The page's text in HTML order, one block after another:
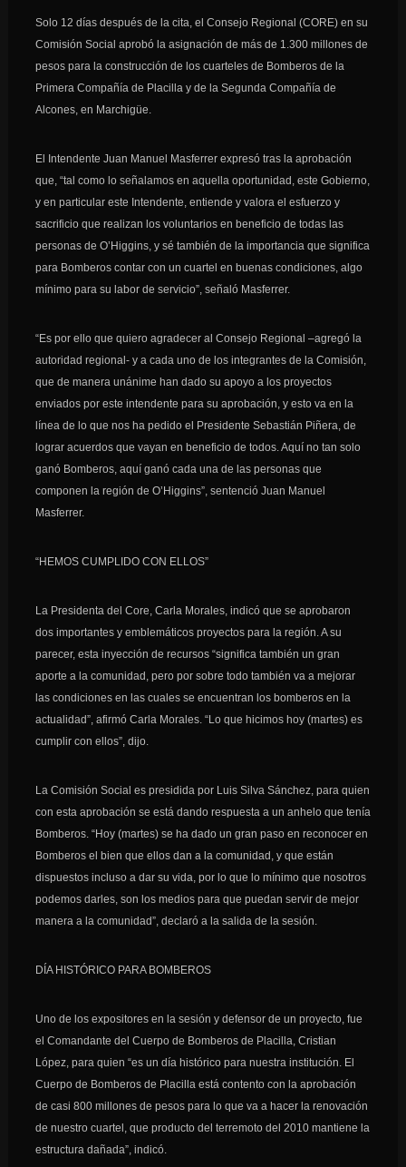
Solo 12 días después de la cita, el Consejo Regional (CORE) en su
Comisión Social aprobó la asignación de más de 1.300 millones de
pesos para la construcción de los cuarteles de Bomberos de la
Primera Compañía de Placilla y de la Segunda Compañía de
Alcones, en Marchigüe.
El Intendente Juan Manuel Masferrer expresó tras la aprobación
que, “tal como lo señalamos en aquella oportunidad, este Gobierno,
y en particular este Intendente, entiende y valora el esfuerzo y
sacrificio que realizan los voluntarios en beneficio de todas las
personas de O’Higgins, y sé también de la importancia que significa
para Bomberos contar con un cuartel en buenas condiciones, algo
mínimo para su labor de servicio”, señaló Masferrer.
“Es por ello que quiero agradecer al Consejo Regional –agregó la
autoridad regional- y a cada uno de los integrantes de la Comisión,
que de manera unánime han dado su apoyo a los proyectos
enviados por este intendente para su aprobación, y esto va en la
línea de lo que nos ha pedido el Presidente Sebastián Piñera, de
lograr acuerdos que vayan en beneficio de todos. Aquí no tan solo
ganó Bomberos, aquí ganó cada una de las personas que
componen la región de O’Higgins”, sentenció Juan Manuel
Masferrer.
“HEMOS CUMPLIDO CON ELLOS”
La Presidenta del Core, Carla Morales, indicó que se aprobaron
dos importantes y emblemáticos proyectos para la región. A su
parecer, esta inyección de recursos “significa también un gran
aporte a la comunidad, pero por sobre todo también va a mejorar
las condiciones en las cuales se encuentran los bomberos en la
actualidad”, afirmó Carla Morales. “Lo que hicimos hoy (martes) es
cumplir con ellos”, dijo.
La Comisión Social es presidida por Luis Silva Sánchez, para quien
con esta aprobación se está dando respuesta a un anhelo que tenía
Bomberos. “Hoy (martes) se ha dado un gran paso en reconocer en
Bomberos el bien que ellos dan a la comunidad, y que están
dispuestos incluso a dar su vida, por lo que lo mínimo que nosotros
podemos darles, son los medios para que puedan servir de mejor
manera a la comunidad”, declaró a la salida de la sesión.
DÍA HISTÓRICO PARA BOMBEROS
Uno de los expositores en la sesión y defensor de un proyecto, fue
el Comandante del Cuerpo de Bomberos de Placilla, Cristian
López, para quien “es un día histórico para nuestra institución. El
Cuerpo de Bomberos de Placilla está contento con la aprobación
de casi 800 millones de pesos para lo que va a hacer la renovación
de nuestro cuartel, que producto del terremoto del 2010 mantiene la
estructura dañada”, indicó.